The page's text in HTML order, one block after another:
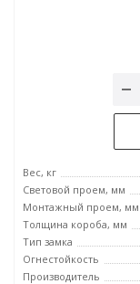
Вес, кг
Световой проем, мм
Монтажный проем, мм
Толщина короба, мм
Тип замка
Огнестойкость
Производитель